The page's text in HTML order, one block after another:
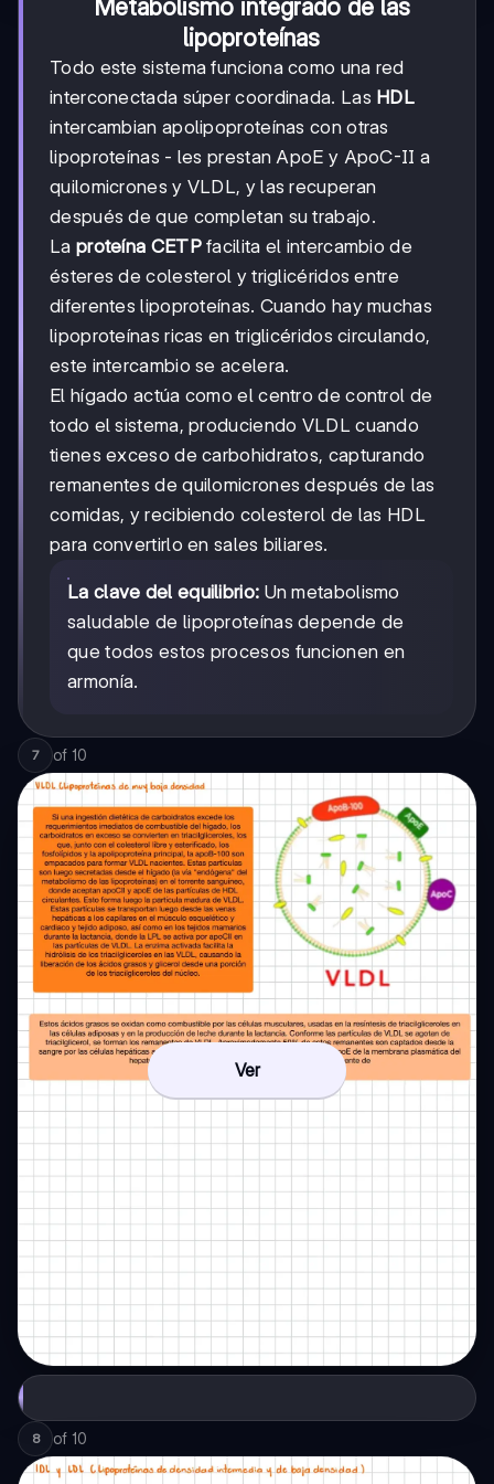
Metabolismo integrado de las
lipoproteínas
Todo este sistema funciona como una red
interconectada súper coordinada. Las HDL
intercambian apolipoproteínas con otras
lipoproteínas - les prestan ApoE y ApoC-II a
quilomicrones y VLDL, y las recuperan
después de que completan su trabajo.
La proteína CETPfacilita el intercambio de
ésteres de colesterol y triglicéridos entre
diferentes lipoproteínas. Cuando hay muchas
lipoproteínas ricas en triglicéridos circulando,
este intercambio se acelera.
El hígado actúa como el centro de control de
todo el sistema, produciendo VLDL cuando
tienes exceso de carbohidratos, capturando
remanentes de quilomicrones después de las
comidas, y recibiendo colesterol de las HDL
para convertirlo en sales biliares.
La clave del equilibrio: Un metabolismo
saludable de lipoproteínas depende de
que todos estos procesos funcionen en
armonía.
7 of 10
Ver
8 of 10